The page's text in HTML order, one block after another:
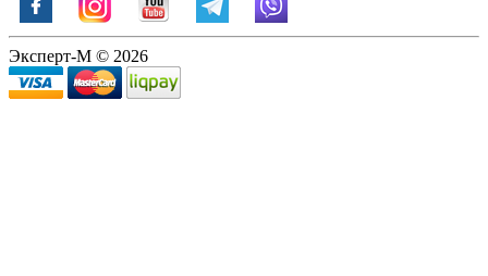
Эксперт-М © 2026